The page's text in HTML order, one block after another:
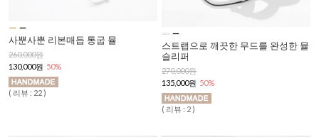
사뿐사뿐 리본매듭 통굽 뮬
260,000원
130,000원 50%
( 리뷰 : 22 )
스트랩으로 깨끗한 무드를 완성한 뮬
슬리퍼
270,000원
135,000원 50%
( 리뷰 : 2 )